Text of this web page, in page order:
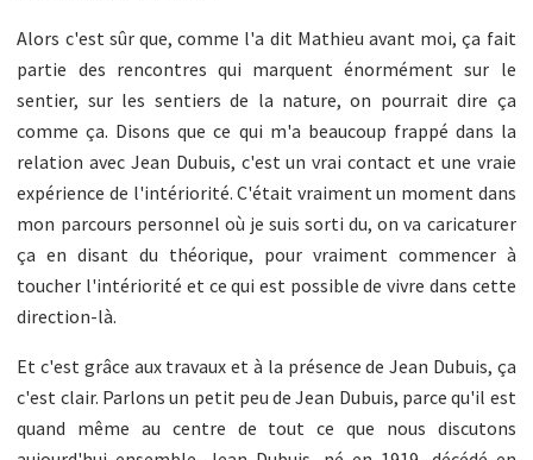
Alors c'est sûr que, comme l'a dit Mathieu avant moi, ça fait
partie des rencontres qui marquent énormément sur le
sentier, sur les sentiers de la nature, on pourrait dire ça
comme ça. Disons que ce qui m'a beaucoup frappé dans la
relation avec Jean Dubuis, c'est un vrai contact et une vraie
expérience de l'intériorité. C'était vraiment un moment dans
mon parcours personnel où je suis sorti du, on va caricaturer
ça en disant du théorique, pour vraiment commencer à
toucher l'intériorité et ce qui est possible de vivre dans cette
direction-là.
Et c'est grâce aux travaux et à la présence de Jean Dubuis, ça
c'est clair. Parlons un petit peu de Jean Dubuis, parce qu'il est
quand même au centre de tout ce que nous discutons